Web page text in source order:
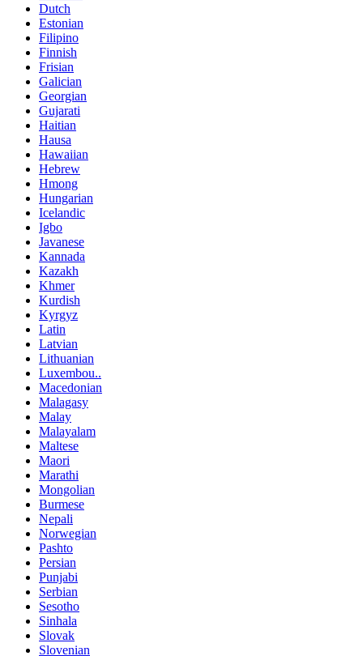
Dutch
Estonian
Filipino
Finnish
Frisian
Galician
Georgian
Gujarati
Haitian
Hausa
Hawaiian
Hebrew
Hmong
Hungarian
Icelandic
Igbo
Javanese
Kannada
Kazakh
Khmer
Kurdish
Kyrgyz
Latin
Latvian
Lithuanian
Luxembou..
Macedonian
Malagasy
Malay
Malayalam
Maltese
Maori
Marathi
Mongolian
Burmese
Nepali
Norwegian
Pashto
Persian
Punjabi
Serbian
Sesotho
Sinhala
Slovak
Slovenian